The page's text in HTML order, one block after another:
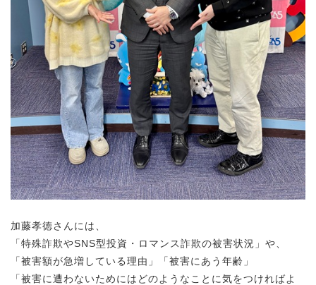
加藤孝徳さんには、
「特殊詐欺やSNS型投資・ロマンス詐欺の被害状況」や、
「被害額が急増している理由」「被害にあう年齢」
「被害に遭わないためにはどのようなことに気をつければよ